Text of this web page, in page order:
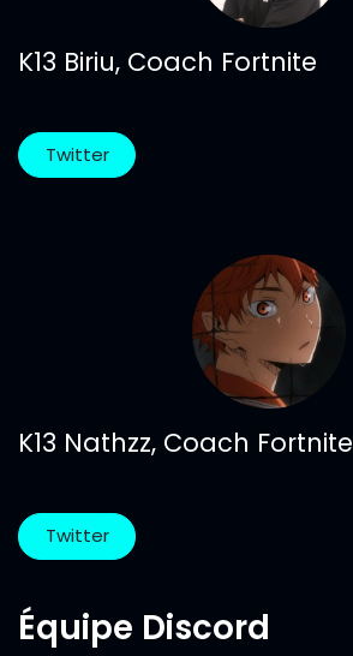
K13 Biriu, Coach Fortnite
Twitter
K13 Nathzz, Coach Fortnite
Twitter
Équipe Discord